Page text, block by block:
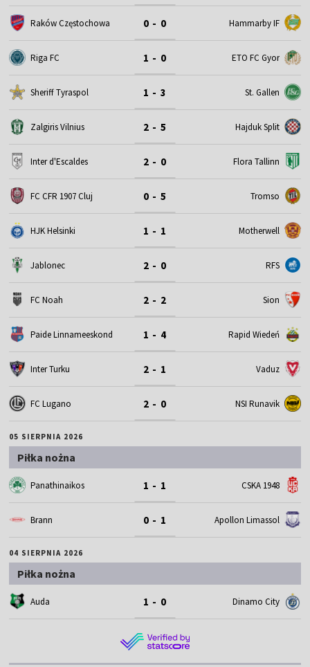
Raków Częstochowa 0 - 0 Hammarby IF
Riga FC 1 - 0 ETO FC Gyor
Sheriff Tyraspol 1 - 3 St. Gallen
Zalgiris Vilnius 2 - 5 Hajduk Split
Inter d'Escaldes 2 - 0 Flora Tallinn
FC CFR 1907 Cluj 0 - 5 Tromso
HJK Helsinki 1 - 1 Motherwell
Jablonec 2 - 0 RFS
FC Noah 2 - 2 Sion
Paide Linnameeskond 1 - 4 Rapid Wiedeń
Inter Turku 2 - 1 Vaduz
FC Lugano 2 - 0 NSI Runavik
05 SIERPNIA 2026
Piłka nożna
Panathinaikos 1 - 1 CSKA 1948
Brann 0 - 1 Apollon Limassol
04 SIERPNIA 2026
Piłka nożna
Auda 1 - 0 Dinamo City